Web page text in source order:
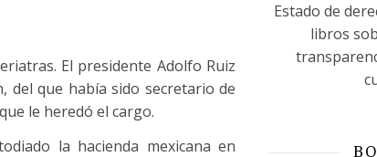
El presidente Adolfo Ruiz
del que había sido secretario de
le heredó el cargo.
la hacienda mexicana en
Estado de
libros